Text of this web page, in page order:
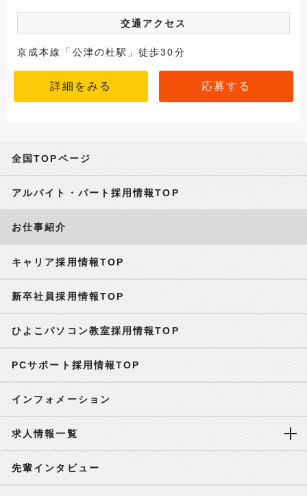
交通アクセス
京成本線「公津の杜駅」徒歩30分
詳細をみる 応募する
全国TOPページ
アルバイト・パート採用情報TOP
お仕事紹介
キャリア採用情報TOP
新卒社員採用情報TOP
ひよこパソコン教室採用情報TOP
PCサポート採用情報TOP
インフォメーション
求人情報一覧
先輩インタビュー